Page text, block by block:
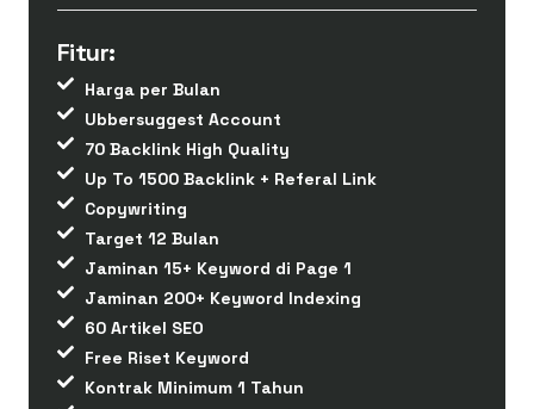
Fitur:
Harga per Bulan
Ubbersuggest Account
70 Backlink High Quality
Up To 1500 Backlink + Referal Link
Copywriting
Target 12 Bulan
Jaminan 15+ Keyword di Page 1
Jaminan 200+ Keyword Indexing
60 Artikel SEO
Free Riset Keyword
Kontrak Minimum 1 Tahun